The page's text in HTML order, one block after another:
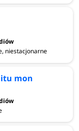
niestacjonarne
mon